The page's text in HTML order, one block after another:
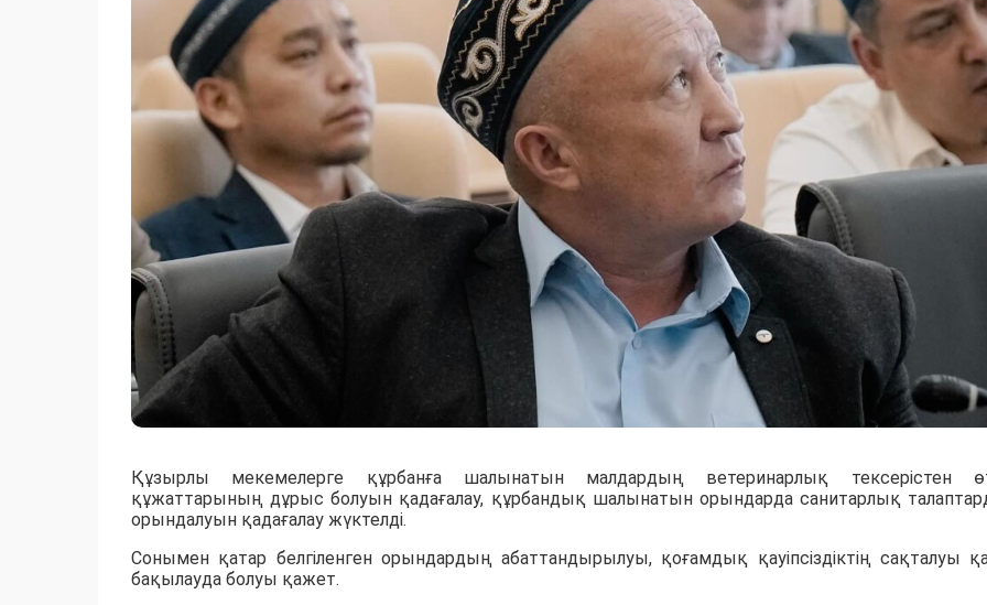
Құзырлы мекемелерге құрбанға шалынатын малдардың ветеринарлық тексерістен
құжаттарының дұрыс болуын қадағалау, құрбандық шалынатын орындарда санитарлық
орындалуын қадағалау жүктелді.
Сонымен қатар белгіленген орындардың абаттандырылуы, қоғамдық қауіпсіздіктің сақталуы
бақылауда болуы қажет.